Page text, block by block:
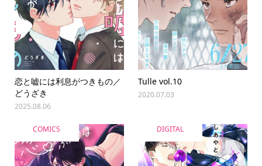
恋と嘘には利息がつきもの／
どうざき
2025.08.06
Tulle vol.10
2020.07.03
COMICS DIGITAL